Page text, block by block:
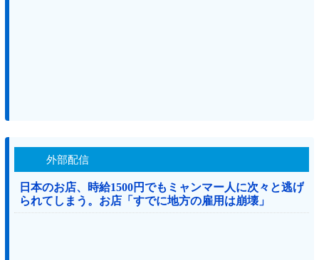
外部配信
日本のお店、時給1500円でもミャンマー人に次々と逃げ
られてしまう。お店「すでに地方の雇用は崩壊」